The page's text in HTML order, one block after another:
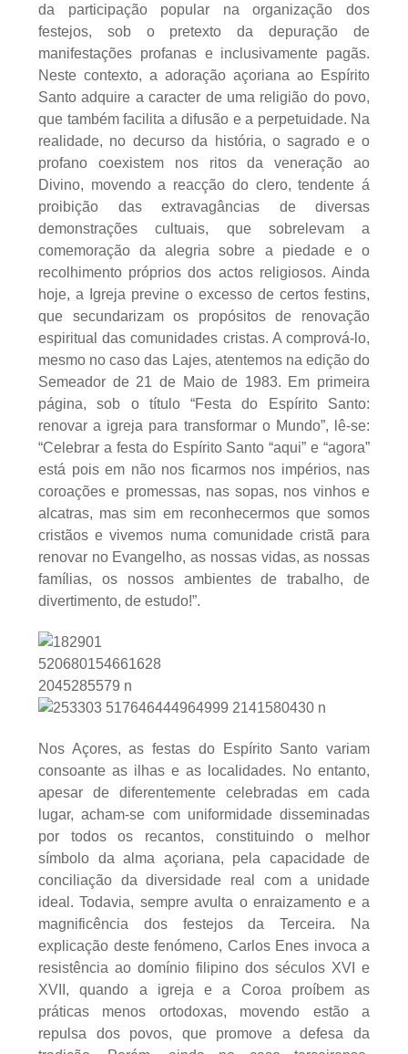
da participação popular na organização dos
festejos, sob o pretexto da depuração de
manifestações profanas e inclusivamente pagãs.
Neste contexto, a adoração açoriana ao Espírito
Santo adquire a caracter de uma religião do povo,
que também facilita a difusão e a perpetuidade. Na
realidade, no decurso da história, o sagrado e o
profano coexistem nos ritos da veneração ao
Divino, movendo a reacção do clero, tendente á
proibição das extravagâncias de diversas
demonstrações cultuais, que sobrelevam a
comemoração da alegria sobre a piedade e o
recolhimento próprios dos actos religiosos. Ainda
hoje, a Igreja previne o excesso de certos festins,
que secundarizam os propósitos de renovação
espiritual das comunidades cristas. A comprová-lo,
mesmo no caso das Lajes, atentemos na edição do
Semeador de 21 de Maio de 1983. Em primeira
página, sob o título “Festa do Espírito Santo:
renovar a igreja para transformar o Mundo”, lê-se:
“Celebrar a festa do Espírito Santo “aqui” e “agora”
está pois em não nos ficarmos nos impérios, nas
coroações e promessas, nas sopas, nos vinhos e
alcatras, mas sim em reconhecermos que somos
cristãos e vivemos numa comunidade cristã para
renovar no Evangelho, as nossas vidas, as nossas
famílias, os nossos ambientes de trabalho, de
divertimento, de estudo!”.
Nos Açores, as festas do Espírito Santo variam
consoante as ilhas e as localidades. No entanto,
apesar de diferentemente celebradas em cada
lugar, acham-se com uniformidade disseminadas
por todos os recantos, constituindo o melhor
símbolo da alma açoriana, pela capacidade de
conciliação da diversidade real com a unidade
ideal. Todavia, sempre avulta o enraizamento e a
magnificência dos festejos da Terceira. Na
explicação deste fenómeno, Carlos Enes invoca a
resistência ao domínio filipino dos séculos XVI e
XVII, quando a igreja e a Coroa proíbem as
práticas menos ortodoxas, movendo estão a
repulsa dos povos, que promove a defesa da